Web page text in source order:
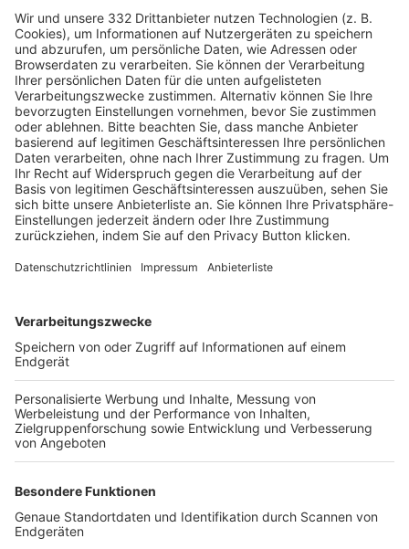
HÄUFIG BESUCHTE SEITEN
Pässe und Vereinswechsel
Trainerausbildung
Schulungsangebot Vereinsmitarbeiter
BFV-Geschäftsstellen
Trainerbörse
Login SpielPlus
FOLGE DEM BFV
TOP-VEREINE
TOP-PARTNER